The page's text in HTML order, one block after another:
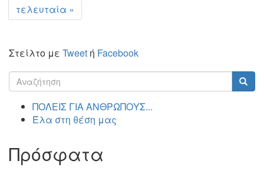
τελευταία »
Στείλτο με Tweet ή Facebook
Φόρμα
αναζήτησης
ΠΟΛΕΙΣ ΓΙΑ ΑΝΘΡΩΠΟΥΣ...
Έλα στη θέση μας
Πρόσφατα